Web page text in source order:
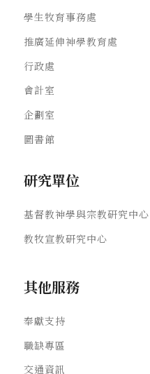
學生牧育事務處
推廣延伸神學教育處
行政處
會計室
企劃室
圖書館
研究單位
基督教神學與宗教研究中心
教牧宣教研究中心
其他服務
奉獻支持
職缺專區
交通資訊